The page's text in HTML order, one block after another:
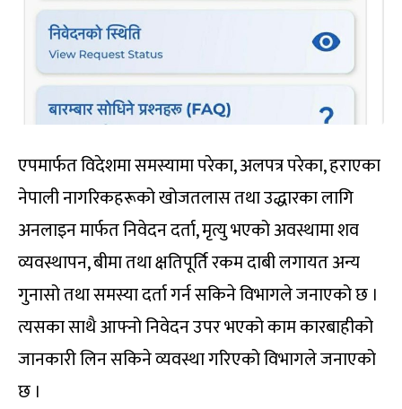
एपमार्फत विदेशमा समस्यामा परेका, अलपत्र परेका, हराएका
नेपाली नागरिकहरूको खोजतलास तथा उद्धारका लागि
अनलाइन मार्फत निवेदन दर्ता, मृत्यु भएको अवस्थामा शव
व्यवस्थापन, बीमा तथा क्षतिपूर्ति रकम दाबी लगायत अन्य
गुनासो तथा समस्या दर्ता गर्न सकिने विभागले जनाएको छ ।
त्यसका साथै आफ्नो निवेदन उपर भएको काम कारबाहीको
जानकारी लिन सकिने व्यवस्था गरिएको विभागले जनाएको
छ ।